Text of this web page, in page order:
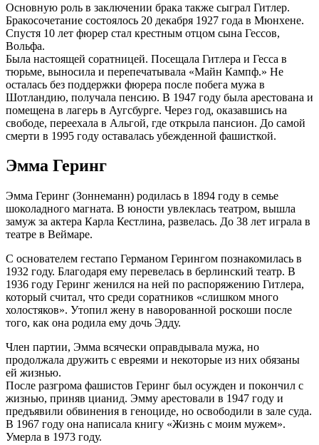
Основную роль в заключении брака также сыграл Гитлер.
Бракосочетание состоялось 20 декабря 1927 года в Мюнхене.
Спустя 10 лет фюрер стал крестным отцом сына Гессов,
Вольфа.
Была настоящей соратницей. Посещала Гитлера и Гесса в
тюрьме, выносила и перепечатывала «Майн Кампф.» Не
осталась без поддержки фюрера после побега мужа в
Шотландию, получала пенсию. В 1947 году была арестована и
помещена в лагерь в Аугсбурге. Через год, оказавшись на
свободе, переехала в Альгой, где открыла пансион. До самой
смерти в 1995 году оставалась убежденной фашисткой.
Эмма Геринг
Эмма Геринг (Зоннеманн) родилась в 1894 году в семье
шоколадного магната. В юности увлеклась театром, вышла
замуж за актера Карла Кестлина, развелась. До 38 лет играла в
театре в Веймаре.
С основателем гестапо Германом Герингом познакомилась в
1932 году. Благодаря ему перевелась в берлинский театр. В
1936 году Геринг женился на ней по распоряжению Гитлера,
который считал, что среди соратников «слишком много
холостяков». Утопил жену в наворованной роскоши после
того, как она родила ему дочь Эдду.
Член партии, Эмма всячески оправдывала мужа, но
продолжала дружить с евреями и некоторые из них обязаны
ей жизнью.
После разгрома фашистов Геринг был осужден и покончил с
жизнью, приняв цианид. Эмму арестовали в 1947 году и
предъявили обвинения в геноциде, но освободили в зале суда.
В 1967 году она написала книгу «Жизнь с моим мужем».
Умерла в 1973 году.